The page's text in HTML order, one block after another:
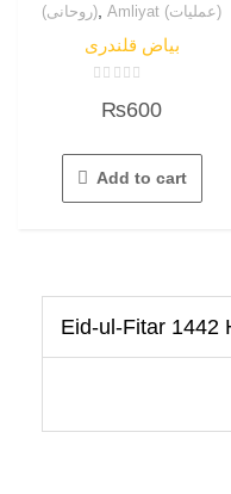
(روحانی), Amliyat (عملیات)
بیاض قلندری
5
₨600
Add to cart
Eid-ul-Fitar 1442